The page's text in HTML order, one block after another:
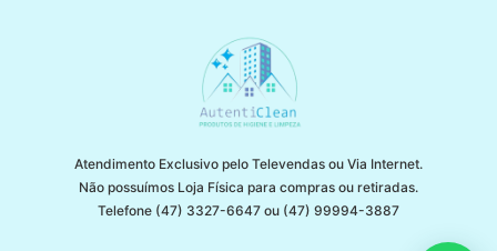
Atendimento Exclusivo pelo Televendas ou Via Internet.
Não possuímos Loja Física para compras ou retiradas.
Telefone (47) 3327-6647 ou (47) 99994-3887